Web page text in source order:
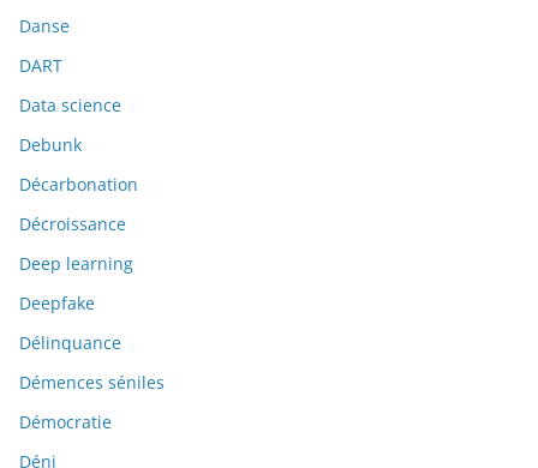
Danse
DART
Data science
Debunk
Décarbonation
Décroissance
Deep learning
Deepfake
Délinquance
Démences séniles
Démocratie
Déni